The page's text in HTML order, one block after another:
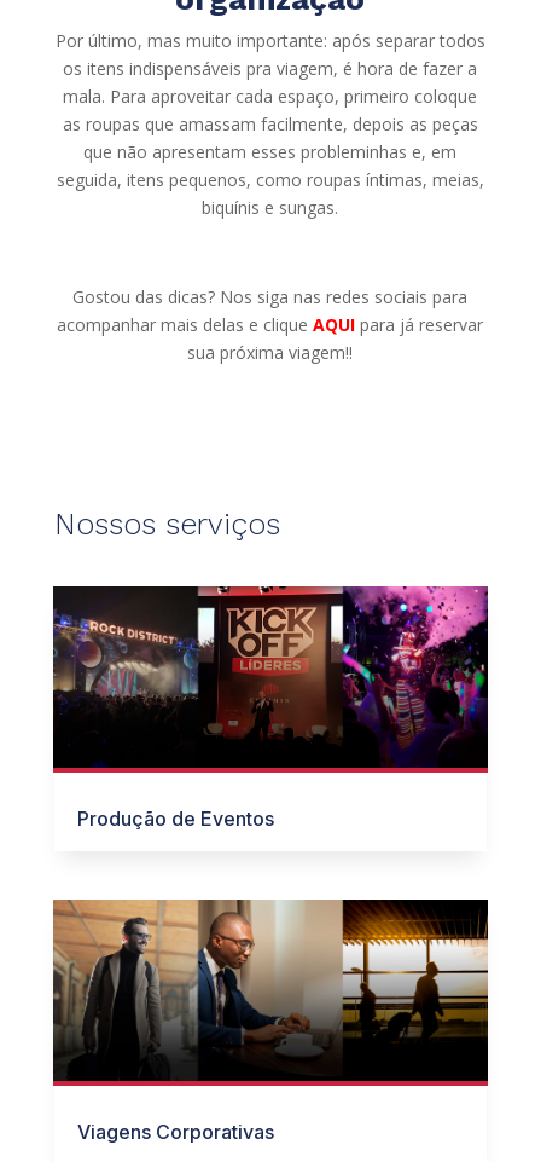
Por último, mas muito importante: após separar todos
os itens indispensáveis pra viagem, é hora de fazer a
mala. Para aproveitar cada espaço, primeiro coloque
as roupas que amassam facilmente, depois as peças
que não apresentam esses probleminhas e, em
seguida, itens pequenos, como roupas íntimas, meias,
biquínis e sungas.
Gostou das dicas? Nos siga nas redes sociais para
acompanhar mais delas e cliqueAQUI para já reservar
sua próxima viagem!!
Nossos serviços
Produção de Eventos
Viagens Corporativas